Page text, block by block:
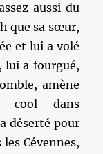
aussi du
que sa sœur,
et lui a volé
lui a fourgué,
amène
cool dans
déserté pour
Cévennes,